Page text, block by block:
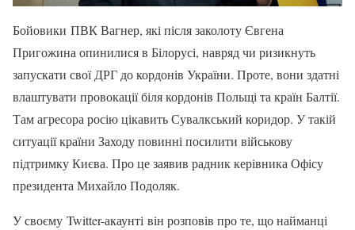
Бойовики ПВК Вагнер, які після заколоту Євгена
Пригожина опинилися в Білорусі, навряд чи ризикнуть
запускати свої ДРГ до кордонів України. Проте, вони здатні
влаштувати провокації біля кордонів Польщі та країн Балтії.
Там агресора росію цікавить Сувалкський коридор. У такій
ситуації країни Заходу повинні посилити військову
підтримку Києва. Про це заявив радник керівника Офісу
президента Михайло Подоляк.
У своєму Twitter-акаунті він розповів про те, що найманці